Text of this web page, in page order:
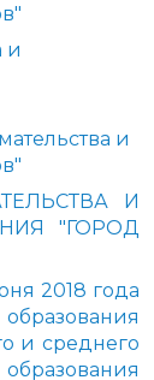
и
и
И
"ГОРОД
2018 года
и среднего